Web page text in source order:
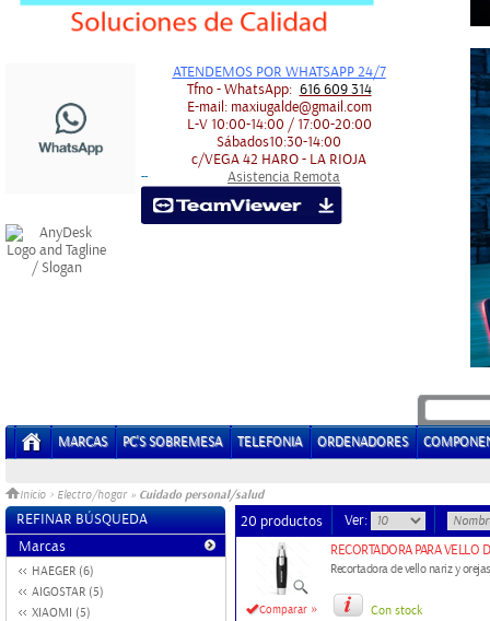
ATENDEMOS POR WHATSAPP 24/7
Tfno - WhatsApp: 616 609 314
E-mail:maxiugalde@gmail.com
L-V10:00-14:00 / 17:00-20:00
Sábados10:30-14:00
c/VEGA 42 HARO - LA RIOJA
-- Asistencia Remota
MARCAS PC'S SOBREMESA TELEFONIA ORDENADORES
Inicio > Electro/hogar » Cuidado personal/salud
REFINAR BÚSQUEDA
Marcas
HAEGER (6)
AIGOSTAR (5)
XIAOMI (5)
20 productos Ver:
Comparar »
RECORTADORA PARA VELLO
Recortadora de vello nariz y
Con stock